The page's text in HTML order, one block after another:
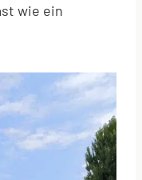
wie ein